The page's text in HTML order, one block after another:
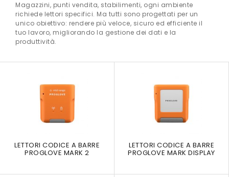
Magazzini, punti vendita, stabilimenti, ogni ambiente
richiede lettori specifici. Ma tutti sono progettati per un
unico obiettivo: rendere più veloce, sicuro ed efficiente il
tuo lavoro, migliorando la gestione dei dati e la
produttività.
LETTORI CODICE A BARRE
PROGLOVE MARK 2
LETTORI CODICE A BARRE
PROGLOVE MARK DISPLAY